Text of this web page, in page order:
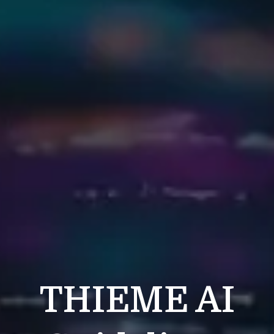
THIEMEAI